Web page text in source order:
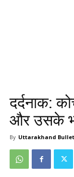
दर्दनाक:
और उसके
By Uttarakhand